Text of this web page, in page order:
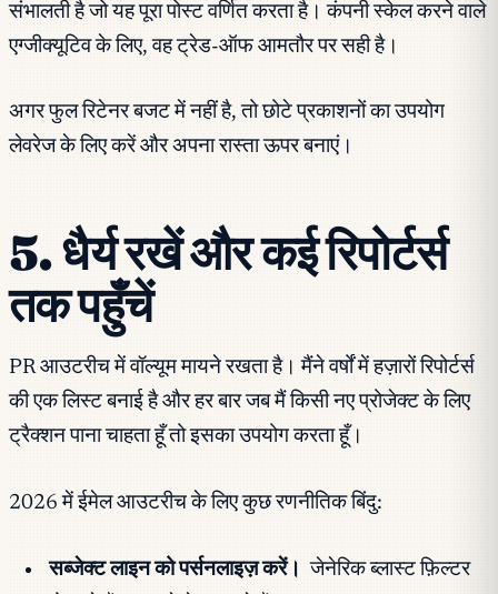
संभालती है जो यह पूरा पोस्ट वर्णित करता है। कंपनी स्केल करने वाले
एग्जीक्यूटिव के लिए, वह ट्रेड-ऑफ आमतौर पर सही है।
अगर फुल रिटेनर बजट में नहीं है, तो छोटे प्रकाशनों का उपयोग
लेवरेज के लिए करें और अपना रास्ता ऊपर बनाएं।
5. धैर्य रखें और कई रिपोर्टर्स
तक पहुँचें
PR आउटरीच में वॉल्यूम मायने रखता है। मैंने वर्षों में हज़ारों रिपोर्टर्स
की एक लिस्ट बनाई है और हर बार जब मैं किसी नए प्रोजेक्ट के लिए
ट्रैक्शन पाना चाहता हूँ तो इसका उपयोग करता हूँ।
2026 में ईमेल आउटरीच के लिए कुछ रणनीतिक बिंदु:
सब्जेक्ट लाइन को पर्सनलाइज़ करें। जेनेरिक ब्लास्ट फ़िल्टर